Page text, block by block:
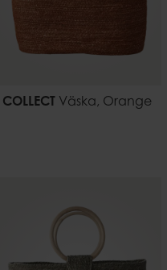
COLLECT Väska, Orange